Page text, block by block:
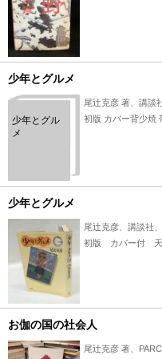
少年とグルメ
少年とグル
メ
尾辻克彦 著、講談
初版 カバー背少焼
少年とグルメ
尾辻克彦、講談社
初版 カバー付 天
お伽の国の社会人
尾辻克彦 著、